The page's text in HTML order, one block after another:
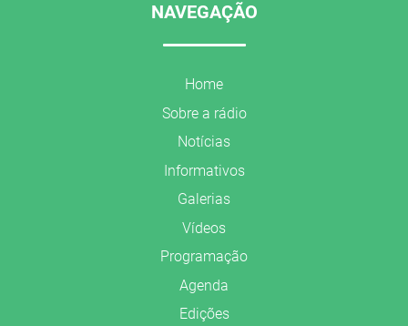
NAVEGAÇÃO
Home
Sobre a rádio
Notícias
Informativos
Galerias
Vídeos
Programação
Agenda
Edições